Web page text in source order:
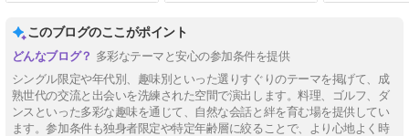
このブログのここがポイント
多彩なテーマと安心の参加条件を提供
シングル限定や年代別、趣味別といった選りすぐりのテーマを掲げて、成
熟世代の交流と出会いを洗練された空間で演出します。料理、ゴルフ、ダ
ンスといった多彩な趣味を通じて、自然な会話と絆を育む場を提供してい
ます。参加条件も独身者限定や特定年齢層に絞ることで、より心地よく時